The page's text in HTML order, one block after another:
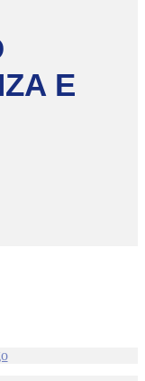
E